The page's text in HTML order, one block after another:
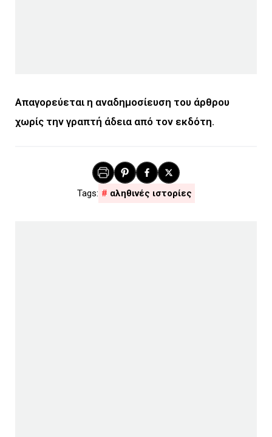
Απαγορεύεται η αναδημοσίευση του άρθρου
χωρίς την γραπτή άδεια από τον εκδότη.
αληθινές ιστορίες